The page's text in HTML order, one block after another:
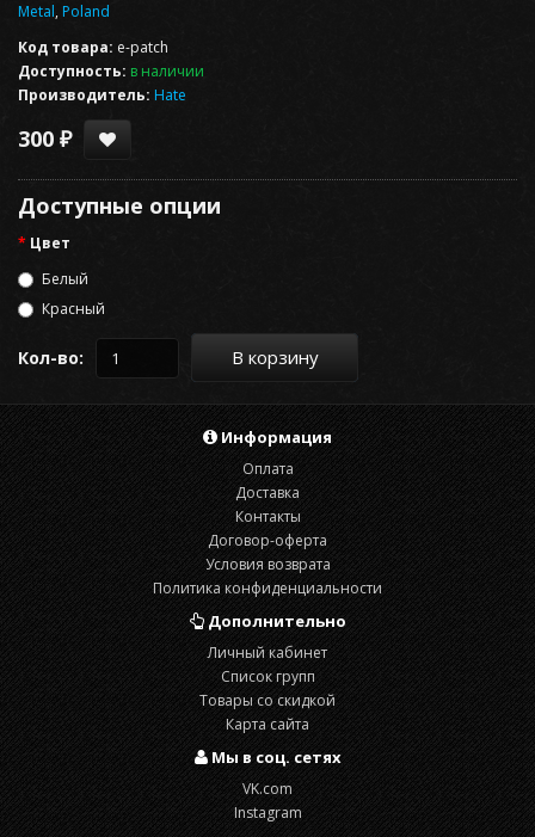
Metal, Poland
Код товара: e-patch
Доступность: в наличии
Производитель: Hate
300 ₽
Доступные опции
Цвет
Белый
Красный
Кол-во: В корзину
Информация
Оплата
Доставка
Контакты
Договор-оферта
Условия возврата
Политика конфиденциальности
Дополнительно
Личный кабинет
Список групп
Товары со скидкой
Карта сайта
Мы в соц. сетях
VK.com
Instagram